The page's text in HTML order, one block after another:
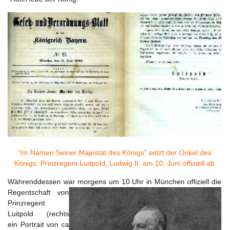
“Im Namen Seiner Majestät des Königs” setzt der Onkel des
Königs. Prinzregent Luitpold, Ludwig II. am 10. Juni offiziell ab
Währenddessen war morgens um 10 Uhr in München offiziell die
Regentschaft von
Prinzregent
Luitpold (rechts
ein Portrait von ca